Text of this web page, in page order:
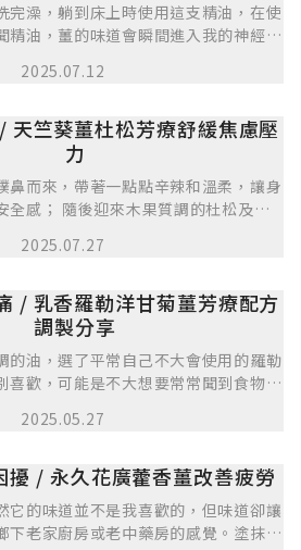
完澡，躺到床上時使用這支精油，在使
精油，薑的味道會瞬間進入我的神經
覺，接著天竺葵和萊姆的味道會慢慢地
整個人放鬆下來，接著我會用來按摩雙
整個身體放鬆下來，情緒也變得穩定不
意力，生理期前的下腹悶痛也變得比較
2025.07.12
天竺葵薑杜松芳療舒緩焦慮壓
力
鼻而來，帶著一點點辛辣和溫柔，讓身
全感； 隨後迎來木果質調的杜松及天
間的搭配下，杜松那股力量使自己的心
夜晚睡的安穩，自己蠻喜歡。也發現按
杜松味道是突出的，天竺葵只剩下一點
了比較多滴的杜松，之後調配上可以再
2025.07.27
/ 乳香羅勒洋甘菊薑芳療配方
調製分享
的油，選了平常自己不大會使用的羅勒
喜歡，可能是不大想要常常聞到食物感
摩油在手掌心，搓揉嗅聞味道，確實有
，或許是開胃了?塗抹在腸胃道附近，
也可以拿起這個配方，可以減少對生活
2025.05.27
擾 / 永久花廣藿香薑改善疲勞
它的味道並不是我喜歡的，但味道卻讓
下老家廚房或老中藥房的感覺。塗抹在